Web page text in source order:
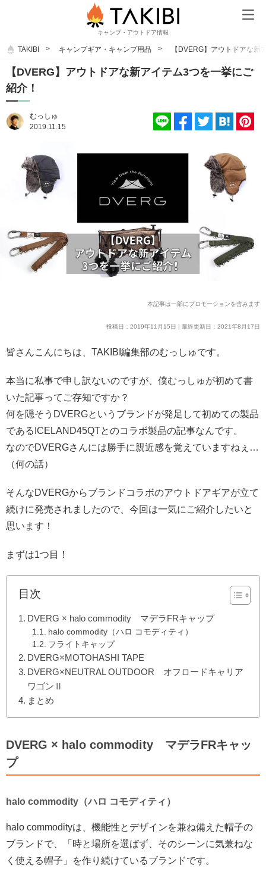
キャンプ・アウトドア情報
TAKIBI キャンプギア・キャンプ用品 【DVERG】アウトドアな
【DVERG】アウトドアな新アイテム3つを一挙にご
紹介！
むっしゅ
2019.11.15
本記事は一部にプロモーションを含みます
投稿日：2019年11月15日 | 最終更新日：2021年8月17日
皆さんこんにちは、TAKIBI編集部のむっしゅです。
本当に私事で申し訳ないのですが、僕むっしゅが初めて書
いた記事ってご存知ですか？
何を隠そうDVERGというブランドが発足して初めての製品
であるICELAND45QTとのコラボ製品の記事なんです。
なのでDVERGさんには勝手に親近感を覚えていますねぇ…
（何の話）
そんなDVERGからブランドコラボのアウトドアギアが立て
続けに発売されましたので、今回は一気にご紹介したいと
思います！
まずは1つ目！
目次
DVERG × halo commodity マデラFRキャップ
halo commodity（ハロ コモディティ）
フライトキャップ
DVERG×MOTOHASHI TAPE
DVERG×NEUTRAL OUTDOOR オフロードキャリア
ワゴンⅡ
まとめ
DVERG × halo commodity マデラFRキャッ
プ
halo commodity（ハロ コモディティ）
halo commodityは、機能性とデザインを兼ね備えた帽子の
ブランドで、「時と場所を選ばず、そのシーンに気兼ねな
く使える帽子」を作り続けているブランドです。